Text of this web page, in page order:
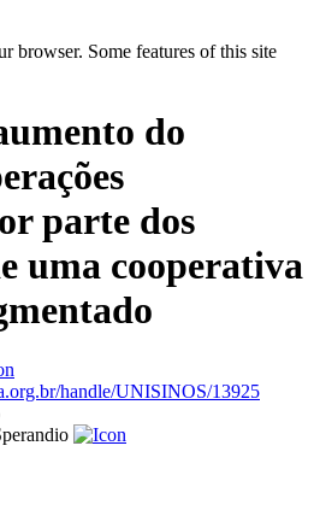
browser. Some features of this site
do
parte dos
uma cooperativa
handle/UNISINOS/13925